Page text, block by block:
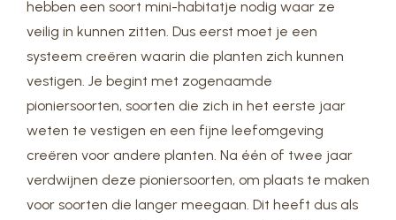
hebben een soort mini-habitatje nodig waar ze
veilig in kunnen zitten. Dus eerst moet je een
systeem creëren waarin die planten zich kunnen
vestigen. Je begint met zogenaamde
pioniersoorten, soorten die zich in het eerste jaar
weten te vestigen en een fijne leefomgeving
creëren voor andere planten. Na één of twee jaar
verdwijnen deze pioniersoorten, om plaats te maken
voor soorten die langer meegaan. Dit heeft dus als